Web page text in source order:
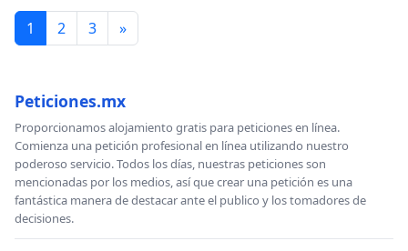
1 2 3 »
Peticiones.mx
Proporcionamos alojamiento gratis para peticiones en línea.
Comienza una petición profesional en línea utilizando nuestro
poderoso servicio. Todos los días, nuestras peticiones son
mencionadas por los medios, así que crear una petición es una
fantástica manera de destacar ante el publico y los tomadores de
decisiones.